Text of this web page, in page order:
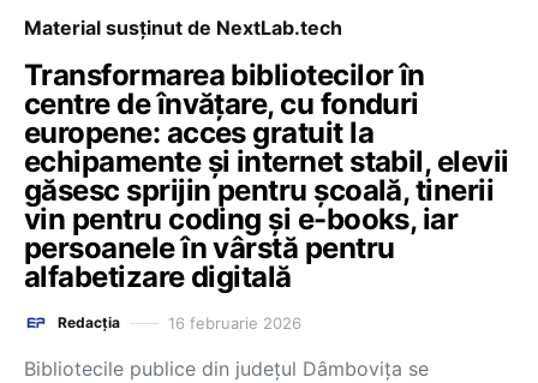
Material susținut de NextLab.tech
Transformarea bibliotecilor în
centre de învățare, cu fonduri
europene: acces gratuit la
echipamente și internet stabil, elevii
găsesc sprijin pentru școală, tinerii
vin pentru coding și e-books, iar
persoanele în vârstă pentru
alfabetizare digitală
Redacția 16 februarie 2026
Bibliotecile publice din județul Dâmbovița se